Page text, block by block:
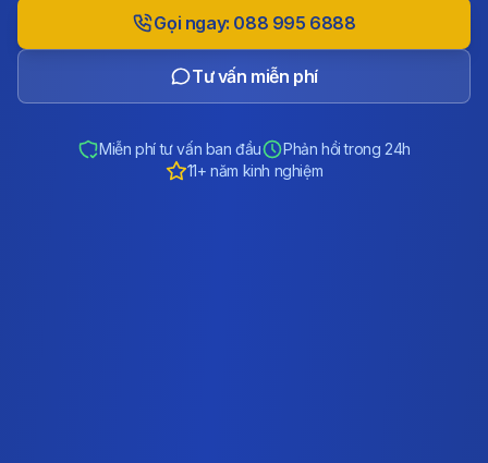
Gọi ngay: 088 995 6888
Tư vấn miễn phí
Miễn phí tư vấn ban đầu
Phản hồi trong 24h
11+ năm kinh nghiệm